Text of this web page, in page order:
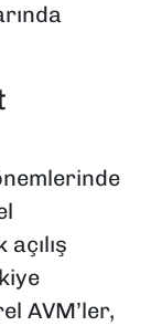
AVM’ler,